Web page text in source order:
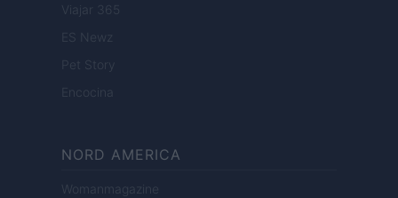
Viajar 365
ES Newz
Pet Story
Encocina
NORD AMERICA
Womanmagazine